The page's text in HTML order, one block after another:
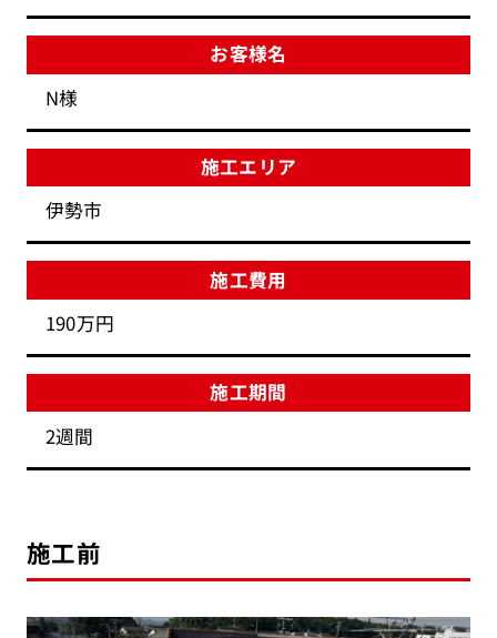
お客様名
N様
施工エリア
伊勢市
施工費用
190万円
施工期間
2週間
施工前